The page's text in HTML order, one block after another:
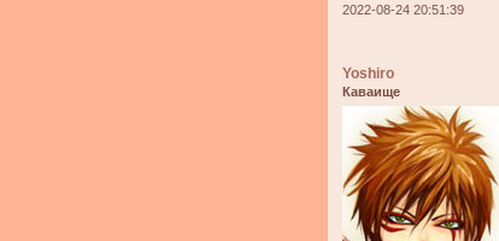
2022-08-24 20:51:39
Yoshiro
Каваище